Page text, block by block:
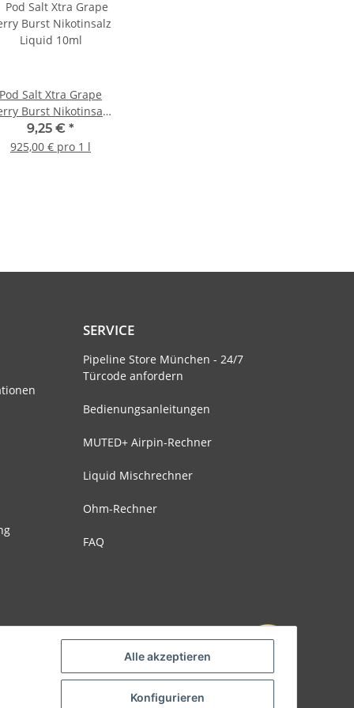
Alle akzeptieren
Konfigurieren
Pod Salt Xtra Grape
Burst Nikotinsalz
Liquid 10ml
9,25 € *
925,00 € pro 1 l
SERVICE
Pipeline Store München - 24/7
Türcode anfordern
Bedienungsanleitungen
MUTED+ Airpin-Rechner
Liquid Mischrechner
Ohm-Rechner
FAQ